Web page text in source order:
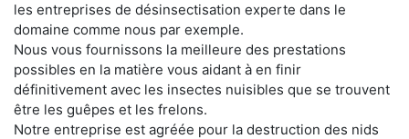
les entreprises de désinsectisation experte dans le
domaine comme nous par exemple.
Nous vous fournissons la meilleure des prestations
possibles en la matière vous aidant à en finir
définitivement avec les insectes nuisibles que se trouvent
être les guêpes et les frelons.
Notre entreprise est agréée pour la destruction des nids